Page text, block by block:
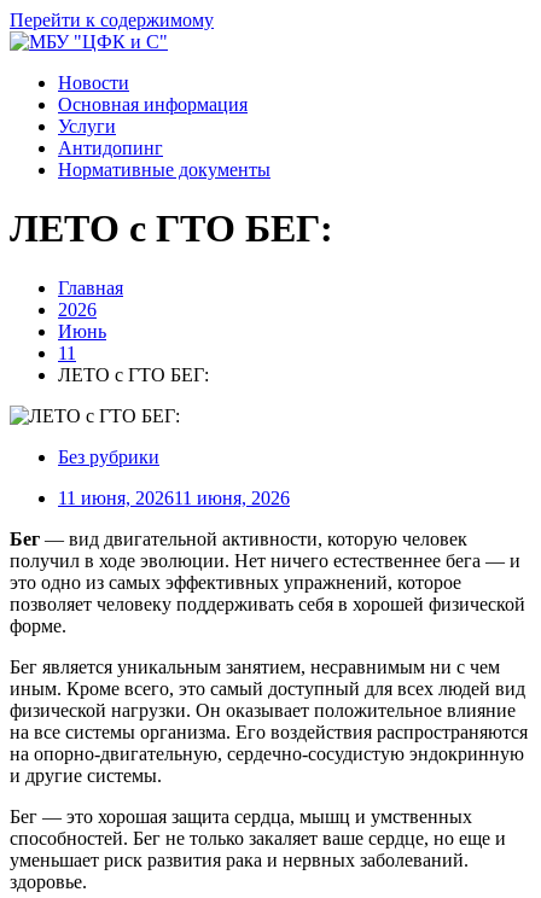
Перейти к содержимому
Новости
Основная информация
Услуги
Антидопинг
Нормативные документы
ЛЕТО с ГТО БЕГ:
Главная
2026
Июнь
11
ЛЕТО с ГТО БЕГ:
Без рубрики
11 июня, 202611 июня, 2026
Бег — вид двигательной активности, которую человек
получил в ходе эволюции. Нет ничего естественнее бега — и
это одно из самых эффективных упражнений, которое
позволяет человеку поддерживать себя в хорошей физической
форме.
Бег является уникальным занятием, несравнимым ни с чем
иным. Кроме всего, это самый доступный для всех людей вид
физической нагрузки. Он оказывает положительное влияние
на все системы организма. Его воздействия распространяются
на опорно-двигательную, сердечно-сосудистую эндокринную
и другие системы.
Бег — это хорошая защита сердца, мышц и умственных
способностей. Бег не только закаляет ваше сердце, но еще и
уменьшает риск развития рака и нервных заболеваний.
здоровье.